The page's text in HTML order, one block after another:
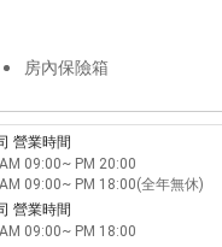
房內保險箱